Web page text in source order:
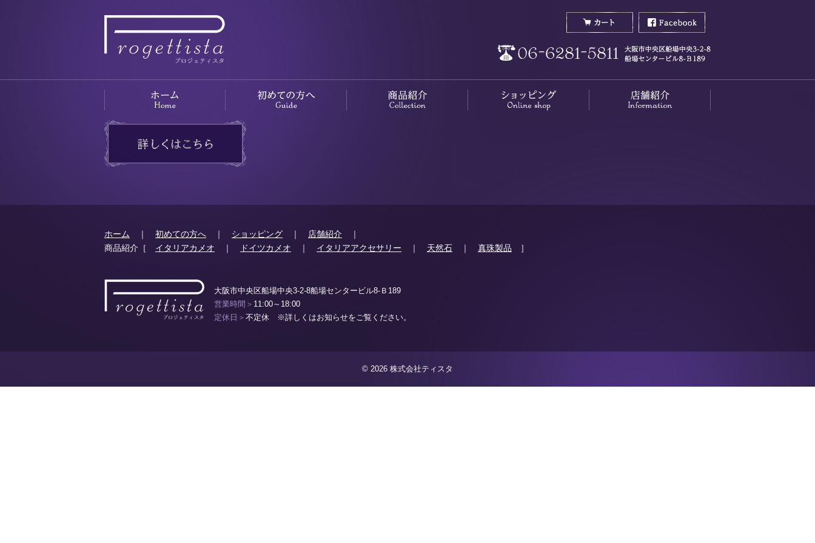
ホーム ｜ 初めての方へ ｜ ショッピング ｜ 店舗紹介 ｜
商品紹介［ イタリアカメオ ｜ ドイツカメオ ｜ イタリアアクセサリー ｜ 天然石 ｜ 真珠製品 ］
大阪市中央区船場中央3-2-8船場センタービル8-Ｂ189
営業時間＞ 11:00～18:00
定休日＞ 不定休 ※詳しくはお知らせをご覧ください。
© 2026 株式会社ティスタ